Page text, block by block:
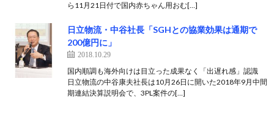
ら11月21日付で国内赤ちゃん用おむ[…]
日立物流・中谷社長「SGHとの協業効果は通期で
200億円に」
2018.10.29
国内順調も海外向けは目立った成果なく「出遅れ感」認識
日立物流の中谷康夫社長は10月26日に開いた2018年9月中間
期連結決算説明会で、3PL案件の[…]